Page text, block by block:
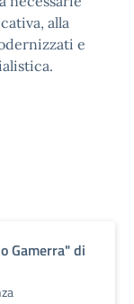
alla
e
Gamerra" di